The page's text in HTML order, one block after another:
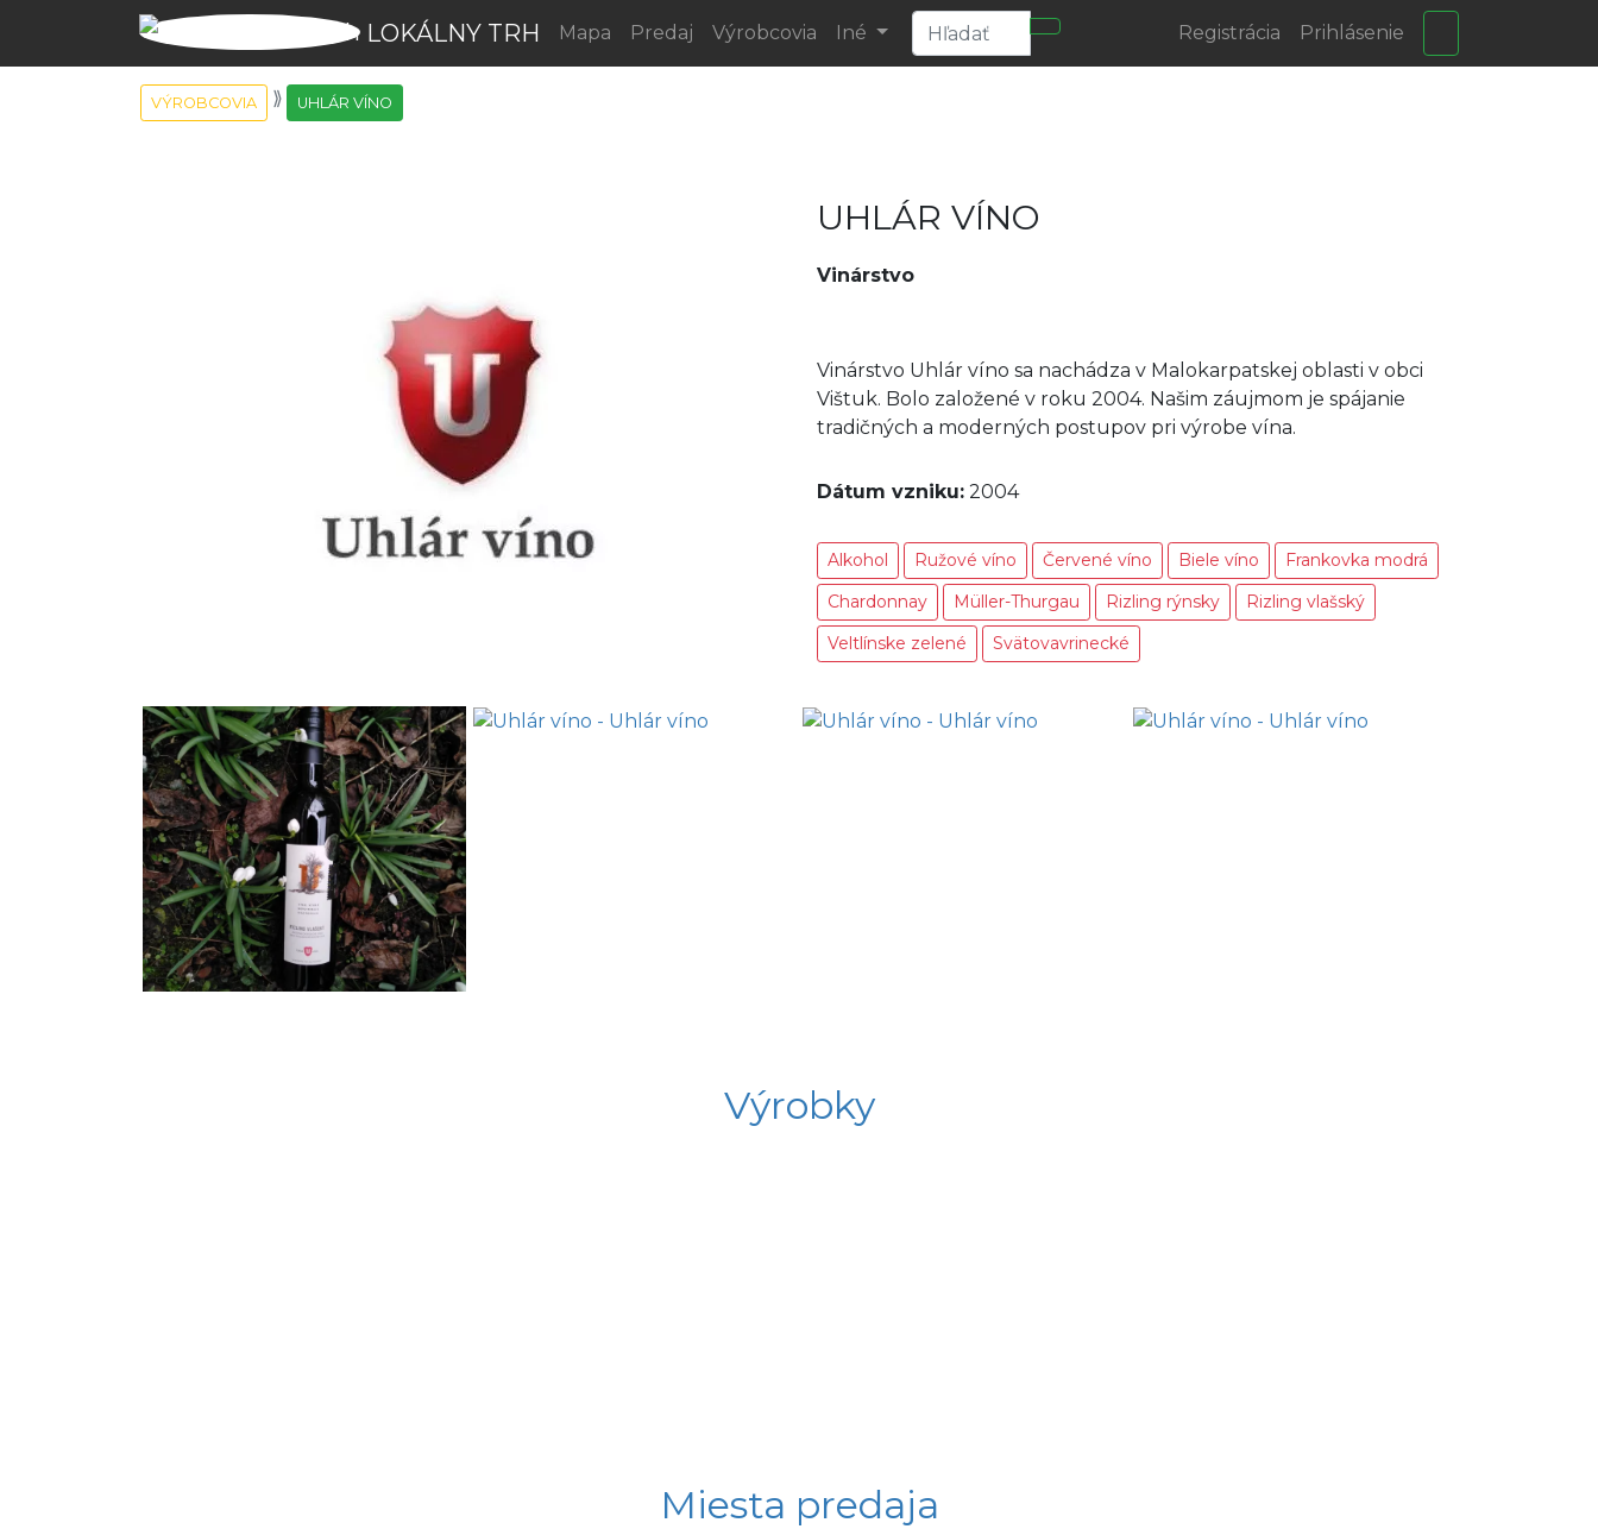
LOKÁLNY TRH Mapa Predaj Výrobcovia Iné Registrácia Prihlásenie
VÝROBCOVIA UHLÁR VÍNO
UHLÁR VÍNO
Vinárstvo
Vinárstvo Uhlár víno sa nachádza v Malokarpatskej oblasti v obci
Vištuk. Bolo založené v roku 2004. Našim záujmom je spájanie
tradičných a moderných postupov pri výrobe vína.
Dátum vzniku: 2004
Alkohol Ružové víno Červené víno Biele víno
Frankovka modrá
Chardonnay
Müller-Thurgau Rizling rýnsky
Rizling vlašský
Veltlínske zelené
Svätovavrinecké
Výrobky
Miesta predaja